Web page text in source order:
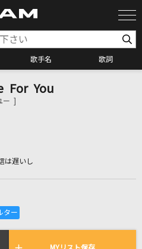
歌手名 歌詞
ケ検索
店舗検索
りれき
われている曲の一覧
For You
ー ]
は遅いし